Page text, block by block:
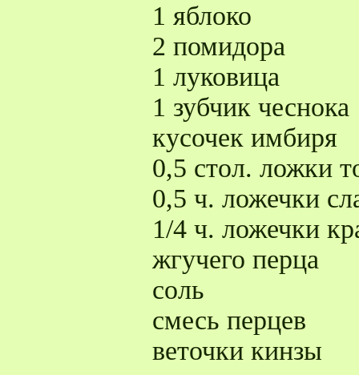
1 яблоко
2 помидора
1 луковица
1 зубчик чеснока
кусочек имбиря
0,5 стол. ложки
0,5 ч. ложечки
1/4 ч. ложечки
жгучего перца
соль
смесь перцев
веточки кинзы